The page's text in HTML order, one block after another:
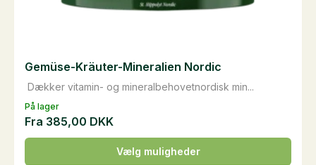
På lager
Dækker vitamin- og mineralbehovetnordisk min...
Gemüse-Kräuter-Mineralien Nordic
Fra 385,00 DKK
Vælg muligheder
Dette